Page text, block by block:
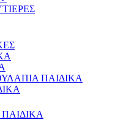
ΠΑΙΔΙΚΑ